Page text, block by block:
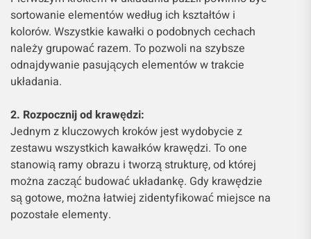
sortowanie elementów według ich kształtów i
kolorów. Wszystkie kawałki o podobnych cechach
należy grupować razem. To pozwoli na szybsze
odnajdywanie pasujących elementów w trakcie
układania.
2. Rozpocznij od krawędzi:
Jednym z kluczowych kroków jest wydobycie z
zestawu wszystkich kawałków krawędzi. To one
stanowią ramy obrazu i tworzą strukturę, od której
można zacząć budować układankę. Gdy krawędzie
są gotowe, można łatwiej zidentyfikować miejsce na
pozostałe elementy.